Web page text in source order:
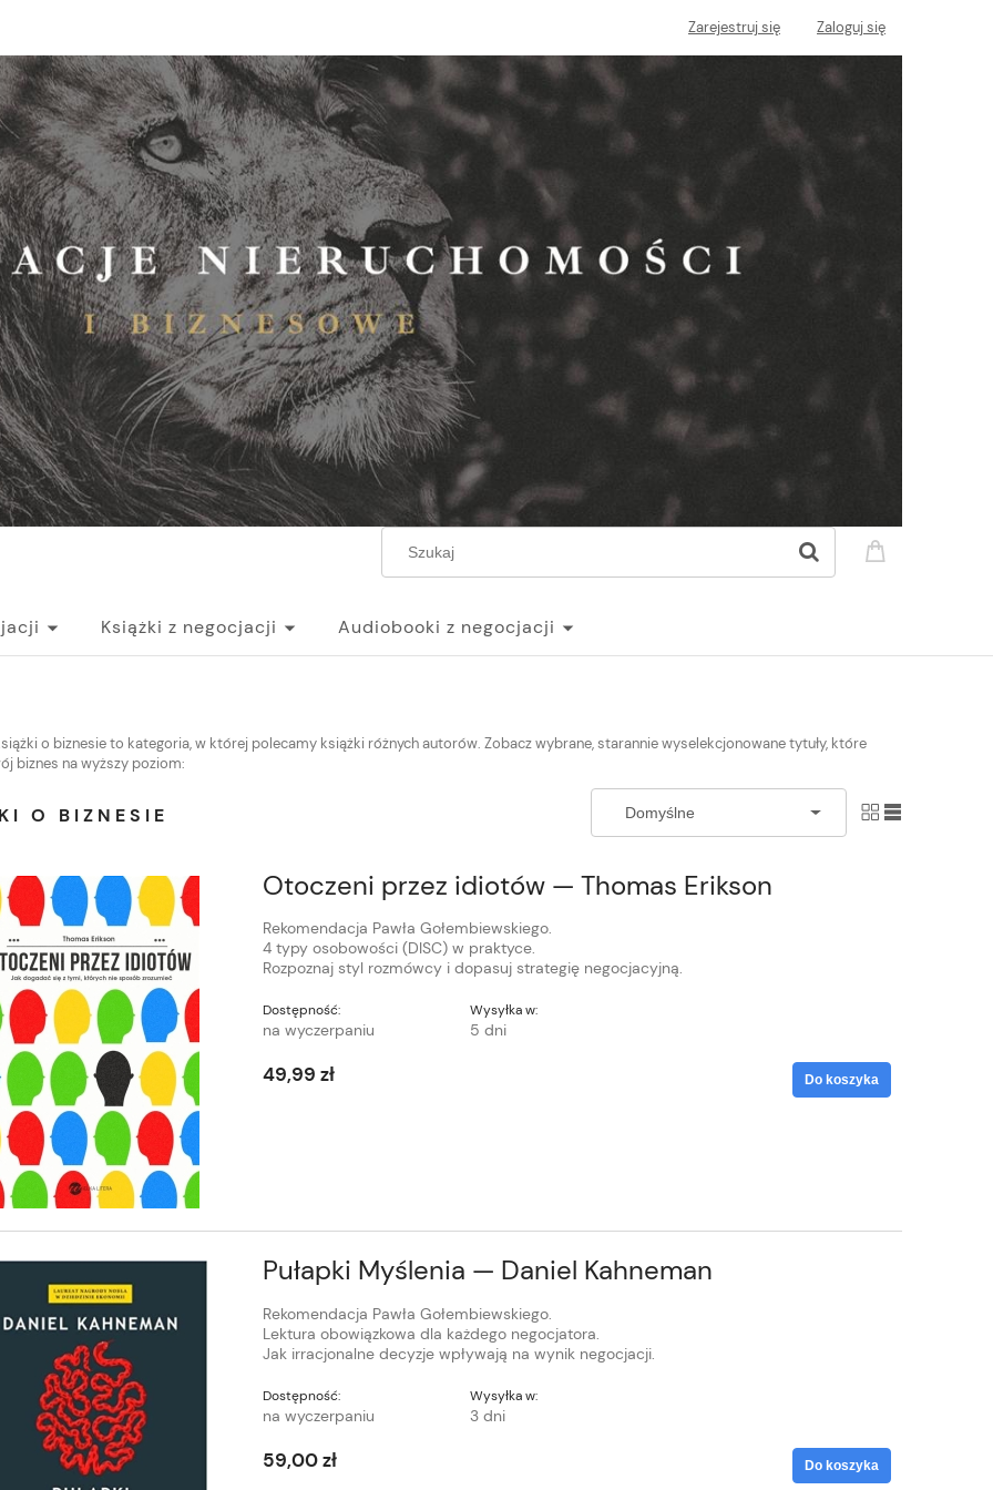
Zarejestruj się Zaloguj się
Książki z negocjacji Audiobooki z negocjacji
o biznesie to kategoria, w której polecamy książki różnych autorów. Zobacz wybrane, starannie wyselekcjonowane tytuły, które
biznes na wyższy poziom:
O BIZNESIE
Otoczeni przez idiotów — Thomas Erikson
Rekomendacja Pawła Gołembiewskiego.
4 typy osobowości (DISC) w praktyce.
Rozpoznaj styl rozmówcy i dopasuj strategię negocjacyjną.
Dostępność:
na wyczerpaniu
Wysyłka w:
5 dni
49,99 zł Do koszyka
Pułapki Myślenia — Daniel Kahneman
Rekomendacja Pawła Gołembiewskiego.
Lektura obowiązkowa dla każdego negocjatora.
Jak irracjonalne decyzje wpływają na wynik negocjacji.
Dostępność:
na wyczerpaniu
Wysyłka w:
3 dni
59,00 zł Do koszyka